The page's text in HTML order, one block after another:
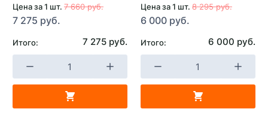
Цена за 1 шт. 7 660 руб.
7 275 руб.
Итого: 7 275 руб.
Цена за 1 шт. 8 295 руб.
6 000 руб.
Итого: 6 000 руб.